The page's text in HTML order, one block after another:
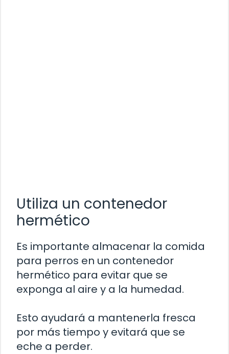
Utiliza un contenedor
hermético
Es importante almacenar la comida
para perros en un contenedor
hermético para evitar que se
exponga al aire y a la humedad.
Esto ayudará a mantenerla fresca
por más tiempo y evitará que se
eche a perder.